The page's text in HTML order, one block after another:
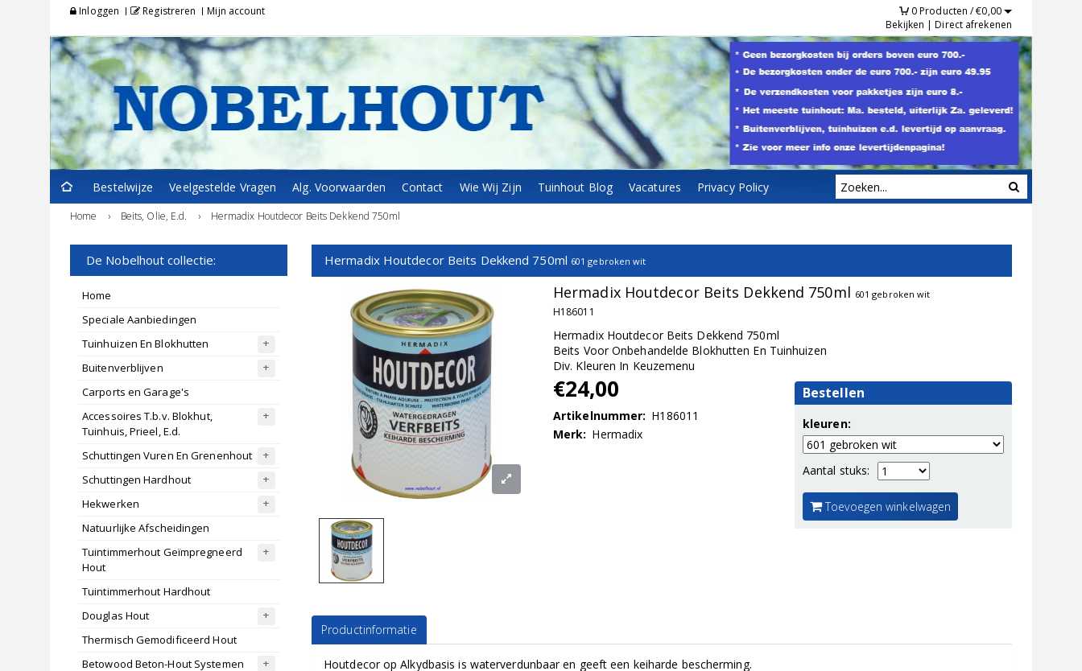
Inloggen Registreren Mijn account 0Producten /€0,00
Bekijken | Direct afrekenen
Bestelwijze Veelgestelde Vragen Alg. Voorwaarden Contact Wie Wij Zijn Tuinhout Blog Vacatures Privacy Policy
Home › Beits, Olie, E.d. › Hermadix Houtdecor Beits Dekkend 750ml
De Nobelhout collectie:
Home
Speciale Aanbiedingen
Tuinhuizen En Blokhutten
Buitenverblijven
Carports en Garage's
Accessoires T.b.v. Blokhut,
Tuinhuis, Prieel, E.d.
Schuttingen Vuren En Grenenhout
Schuttingen Hardhout
Hekwerken
Natuurlijke Afscheidingen
Tuintimmerhout Geïmpregneerd
Hout
Tuintimmerhout Hardhout
Douglas Hout
Thermisch Gemodificeerd Hout
Betowood Beton-Hout Systemen
Hermadix Houtdecor Beits Dekkend 750ml 601 gebroken wit
Hermadix Houtdecor Beits Dekkend 750ml 601 gebroken wit
H186011
Hermadix Houtdecor Beits Dekkend 750ml
Beits Voor Onbehandelde Blokhutten En Tuinhuizen
Div. Kleuren In Keuzemenu
€24,00
Artikelnummer: H186011
Merk: Hermadix
Bestellen
kleuren:
Aantal stuks:
Toevoegen winkelwagen
Productinformatie
Houtdecor op Alkydbasis is waterverdunbaar en geeft een keiharde bescherming.